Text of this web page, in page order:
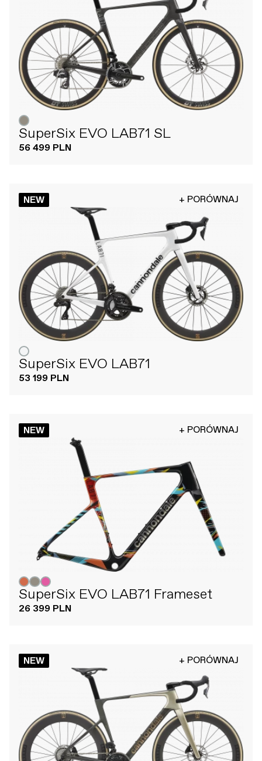
SuperSix EVO LAB71 SL
56 499 PLN
NEW + PORÓWNAJ
SuperSix EVO LAB71
53 199 PLN
NEW + PORÓWNAJ
SuperSix EVO LAB71 Frameset
26 399 PLN
NEW + PORÓWNAJ